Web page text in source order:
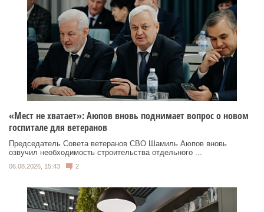
«Мест не хватает»: Аюпов вновь поднимает вопрос о новом
госпитале для ветеранов
Председатель Совета ветеранов СВО Шамиль Аюпов вновь
озвучил необходимость строительства отдельного ...
06.08.2026, 15:43 2